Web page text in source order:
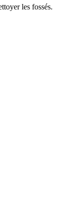
les fossés.